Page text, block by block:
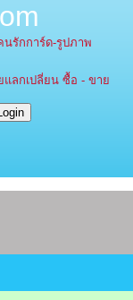
รักการ์ด-รูปภาพ
แลกเปลี่ยน ซื้อ - ขาย